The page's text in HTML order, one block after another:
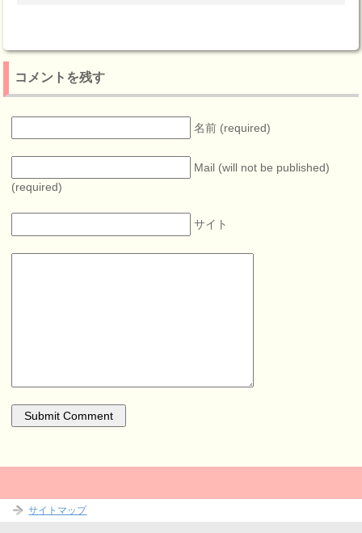
コメントを残す
名前 (required)
Mail (will not be published)
(required)
サイト
サイトマップ